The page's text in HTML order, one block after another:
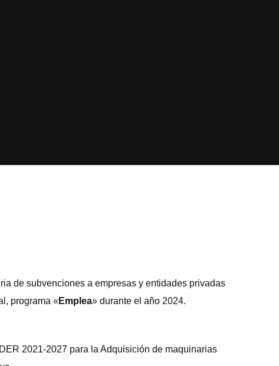
de subvenciones a empresas y entidades privadas
programa «Emplea» durante el año 2024.
2021-2027 para la Adquisición de maquinarias